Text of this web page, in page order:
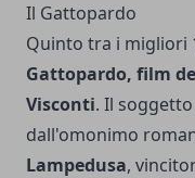
Il Gattopardo
Quinto tra i migliori
Gattopardo, film
Visconti. Il
dall'omonimo
Lampedusa,